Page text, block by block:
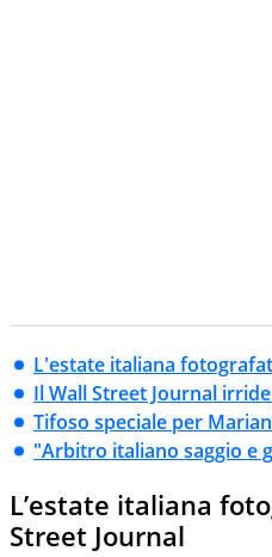
L'estate italiana
Il Wall Street Journal
Tifoso speciale per
"Arbitro italiano saggio e
L’estate italiana
Street Journal